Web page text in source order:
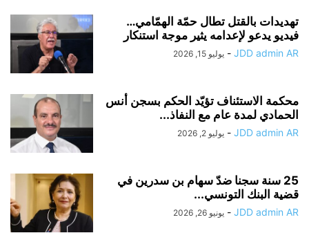
تهديدات بالقتل تطال حمّة الهمّامي…
فيديو يدعو لإعدامه يثير موجة استنكار
JDD admin AR
- يوليو 15, 2026
محكمة الاستئناف تؤيّد الحكم بسجن أنس
الحمادي لمدة عام مع النفاذ...
JDD admin AR
- يوليو 2, 2026
25 سنة سجنا ضدّ سهام بن سدرين في
قضية البنك التونسي...
JDD admin AR
- يونيو 26, 2026